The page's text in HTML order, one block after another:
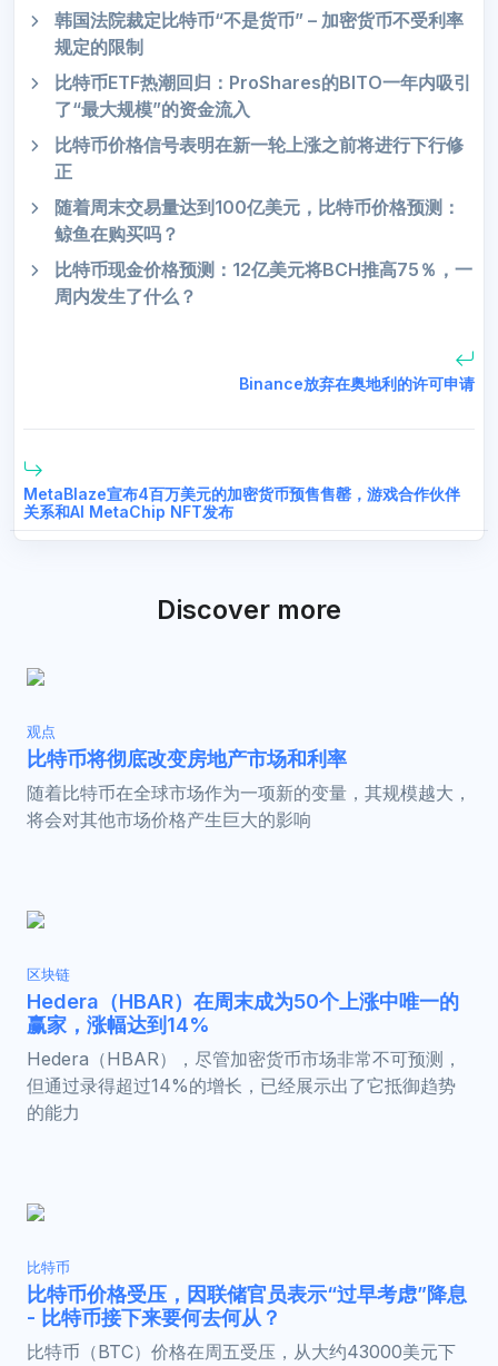
韩国法院裁定比特币“不是货币” – 加密货币不受利率
规定的限制
比特币ETF热潮回归：ProShares的BITO一年内吸引
了“最大规模”的资金流入
比特币价格信号表明在新一轮上涨之前将进行下行修
正
随着周末交易量达到100亿美元，比特币价格预测：
鲸鱼在购买吗？
比特币现金价格预测：12亿美元将BCH推高75％，一
周内发生了什么？
Binance放弃在奥地利的许可申请
MetaBlaze宣布4百万美元的加密货币预售售罄，游戏合作伙伴
关系和AI MetaChip NFT发布
Discover more
观点
比特币将彻底改变房地产市场和利率
随着比特币在全球市场作为一项新的变量，其规模越大，
将会对其他市场价格产生巨大的影响
区块链
Hedera（HBAR）在周末成为50个上涨中唯一的
赢家，涨幅达到14%
Hedera（HBAR），尽管加密货币市场非常不可预测，
但通过录得超过14%的增长，已经展示出了它抵御趋势
的能力
比特币
比特币价格受压，因联储官员表示“过早考虑”降息
- 比特币接下来要何去何从？
比特币（BTC）价格在周五受压，从大约43000美元下